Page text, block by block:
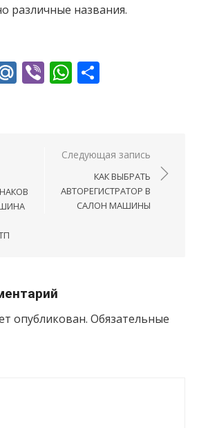
различные названия.
Mail.Ru
ViberWhatsApp
по записямСледующая запись
КАК ВЫБРАТЬ
АВТОРЕГИСТРАТОР В
САЛОН МАШИНЫ
опубликован. Обязательные